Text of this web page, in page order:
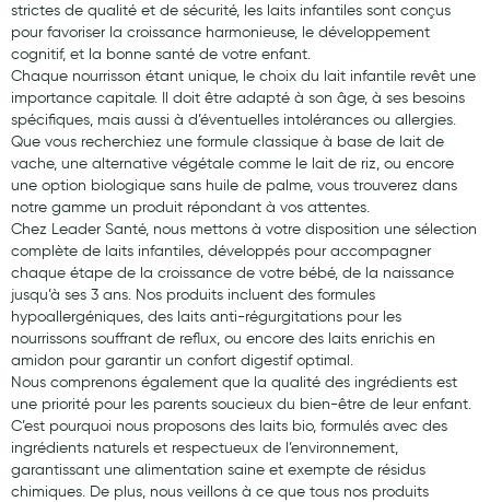
strictes de qualité et de sécurité, les laits infantiles sont conçus
pour favoriser la croissance harmonieuse, le développement
cognitif, et la bonne santé de votre enfant.
Chaque nourrisson étant unique, le choix du lait infantile revêt une
importance capitale. Il doit être adapté à son âge, à ses besoins
spécifiques, mais aussi à d’éventuelles intolérances ou allergies.
Que vous recherchiez une formule classique à base de lait de
vache, une alternative végétale comme le lait de riz, ou encore
une option biologique sans huile de palme, vous trouverez dans
notre gamme un produit répondant à vos attentes.
Chez Leader Santé, nous mettons à votre disposition une sélection
complète de laits infantiles, développés pour accompagner
chaque étape de la croissance de votre bébé, de la naissance
jusqu’à ses 3 ans. Nos produits incluent des formules
hypoallergéniques, des laits anti-régurgitations pour les
nourrissons souffrant de reflux, ou encore des laits enrichis en
amidon pour garantir un confort digestif optimal.
Nous comprenons également que la qualité des ingrédients est
une priorité pour les parents soucieux du bien-être de leur enfant.
C’est pourquoi nous proposons des laits bio, formulés avec des
ingrédients naturels et respectueux de l’environnement,
garantissant une alimentation saine et exempte de résidus
chimiques. De plus, nous veillons à ce que tous nos produits